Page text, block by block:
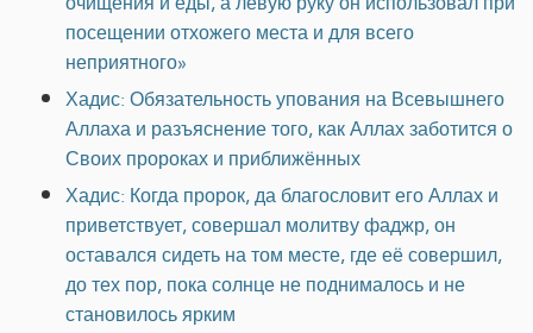
посещении отхожего места и для всего
неприятного»
Хадис: Обязательность упования на Всевышнего
Аллаха и разъяснение того, как Аллах заботится о
Своих пророках и приближённых
Хадис: Когда пророк, да благословит его Аллах и
приветствует, совершал молитву фаджр, он
оставался сидеть на том месте, где её совершил,
до тех пор, пока солнце не поднималось и не
становилось ярким